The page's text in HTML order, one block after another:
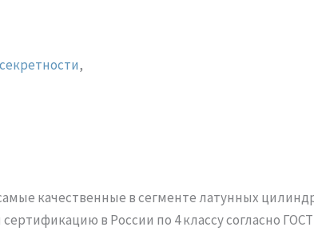
,
качественные в сегменте латунных
в России по 4 классу согласно ГОСТ